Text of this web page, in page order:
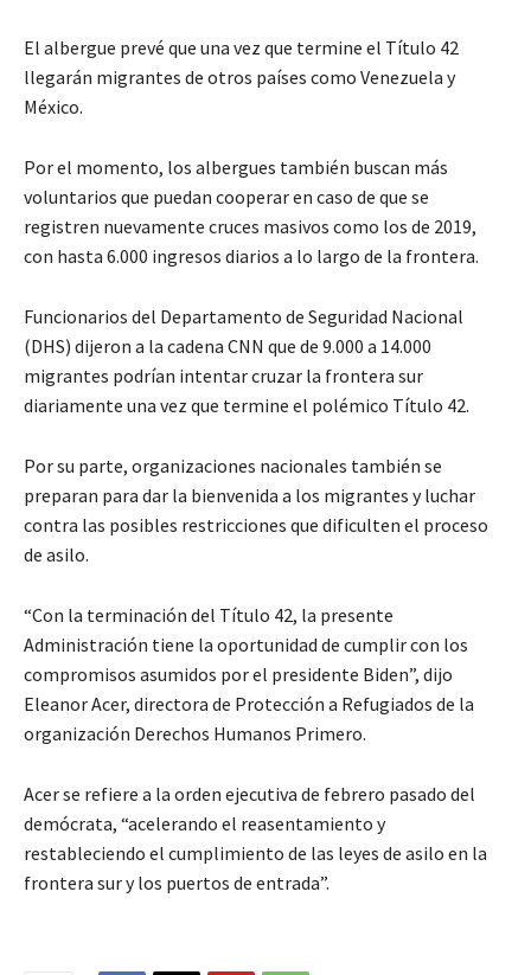
El albergue prevé que una vez que termine el Título 42
llegarán migrantes de otros países como Venezuela y
México.
Por el momento, los albergues también buscan más
voluntarios que puedan cooperar en caso de que se
registren nuevamente cruces masivos como los de 2019,
con hasta 6.000 ingresos diarios a lo largo de la frontera.
Funcionarios del Departamento de Seguridad Nacional
(DHS) dijeron a la cadena CNN que de 9.000 a 14.000
migrantes podrían intentar cruzar la frontera sur
diariamente una vez que termine el polémico Título 42.
Por su parte, organizaciones nacionales también se
preparan para dar la bienvenida a los migrantes y luchar
contra las posibles restricciones que dificulten el proceso
de asilo.
“Con la terminación del Título 42, la presente
Administración tiene la oportunidad de cumplir con los
compromisos asumidos por el presidente Biden”, dijo
Eleanor Acer, directora de Protección a Refugiados de la
organización Derechos Humanos Primero.
Acer se refiere a la orden ejecutiva de febrero pasado del
demócrata, “acelerando el reasentamiento y
restableciendo el cumplimiento de las leyes de asilo en la
frontera sur y los puertos de entrada”.